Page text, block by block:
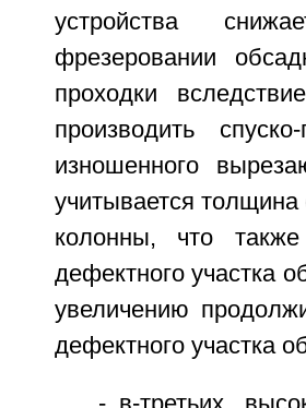
устройства
фрезеровании
проходки
производить
изношенного
учитывается толщина
колонны, что
дефектного участка
увеличению
дефектного участка